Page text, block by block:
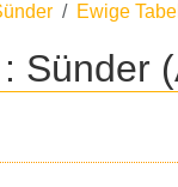
Ewige
Sünder